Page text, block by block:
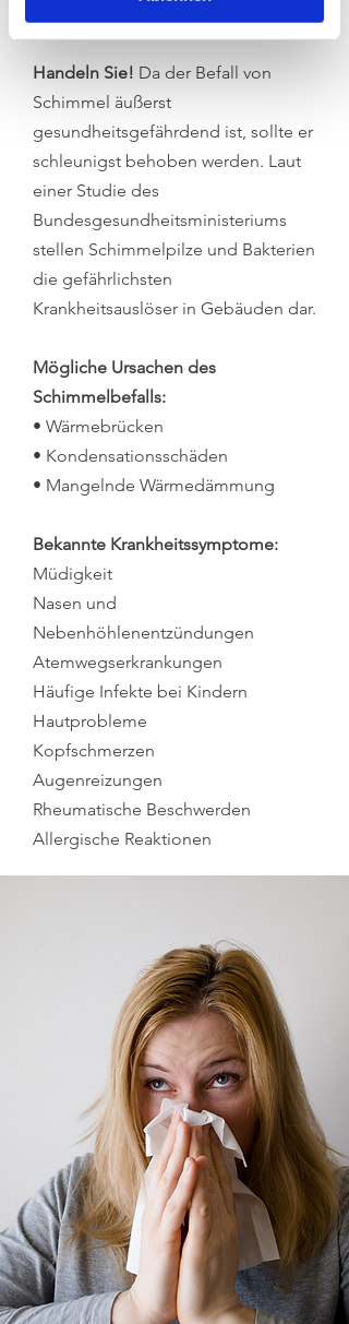
Handeln Sie! Da der Befall von
Schimmel äußerst
gesundheitsgefährdend ist, sollte er
schleunigst behoben werden. Laut
einer Studie des
Bundesgesundheitsministeriums
stellen Schimmelpilze und Bakterien
die gefährlichsten
Krankheitsauslöser in Gebäuden dar.
Mögliche Ursachen des
Schimmelbefalls:
• Wärmebrücken
• Kondensationsschäden
• Mangelnde Wärmedämmung
Bekannte Krankheitssymptome:
Müdigkeit
Nasen und
Nebenhöhlenentzündungen
Atemwegserkrankungen
Häufige Infekte bei Kindern
Hautprobleme
Kopfschmerzen
Augenreizungen
Rheumatische Beschwerden
Allergische Reaktionen